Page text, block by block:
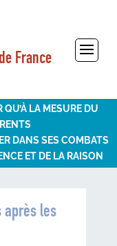
France
LA MESURE DU
DANS SES COMBATS
ET DE LA RAISON
après les